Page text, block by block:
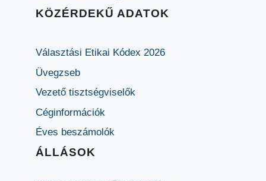
KÖZÉRDEKŰ ADATOK
Választási Etikai Kódex 2026
Üvegzseb
Vezető tisztségviselők
Céginformációk
Éves beszámolók
ÁLLÁSOK